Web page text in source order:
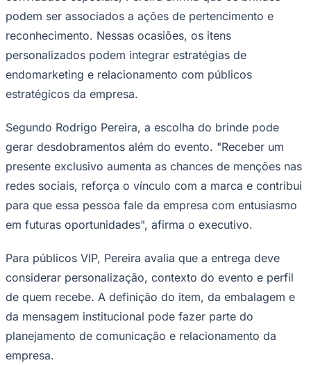
podem ser associados a ações de pertencimento e
reconhecimento. Nessas ocasiões, os itens
personalizados podem integrar estratégias de
endomarketing e relacionamento com públicos
estratégicos da empresa.
Segundo Rodrigo Pereira, a escolha do brinde pode
gerar desdobramentos além do evento. "Receber um
presente exclusivo aumenta as chances de menções nas
redes sociais, reforça o vínculo com a marca e contribui
para que essa pessoa fale da empresa com entusiasmo
em futuras oportunidades", afirma o executivo.
Para públicos VIP, Pereira avalia que a entrega deve
considerar personalização, contexto do evento e perfil
de quem recebe. A definição do item, da embalagem e
da mensagem institucional pode fazer parte do
planejamento de comunicação e relacionamento da
empresa.